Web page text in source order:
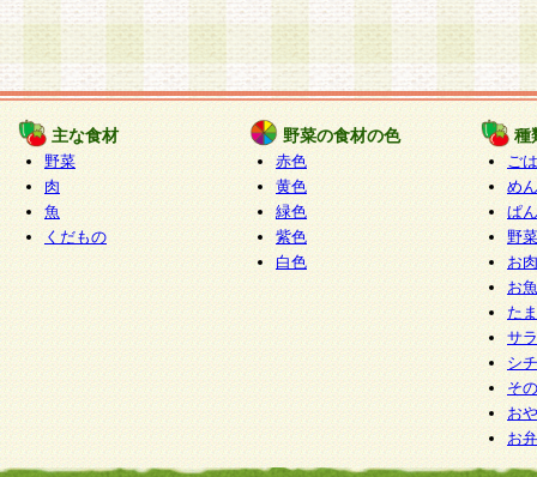
主な食材
野菜
肉
魚
くだもの
野菜の食材の色
赤色
黄色
緑色
紫色
白色
種
ご
めん
ぱん
野
お
お
た
サ
シ
そ
お
お